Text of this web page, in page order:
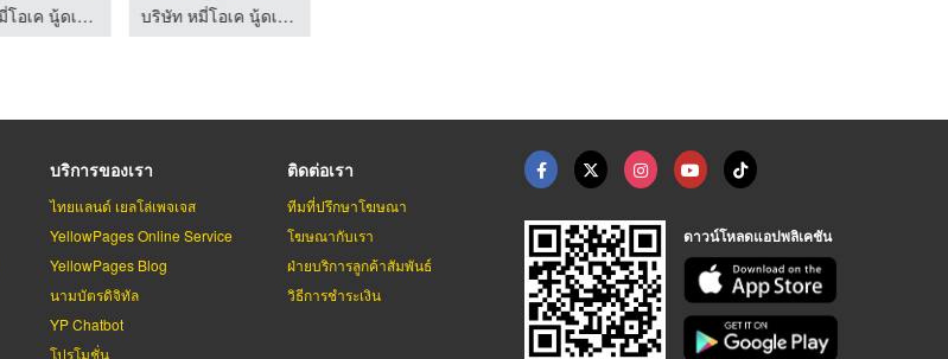
บริษัท หมี่โอเค นู้ดเดิ้ล จำกัด
บริการของเรา
ไทยแลนด์ เยลโล่เพจเจส
YellowPages Online Service
YellowPages Blog
นามบัตรดิจิทัล
YP Chatbot
โปรโมชั่น
ติดต่อเรา
ทีมที่ปรึกษาโฆษณา
โฆษณากับเรา
ฝ่ายบริการลูกค้าสัมพันธ์
วิธีการชำระเงิน
ดาวน์โหลดแอปพลิเคชัน